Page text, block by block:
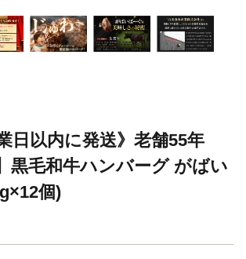
日以内に発送》老舗55年
黒毛和牛ハンバーグ がばい
個)